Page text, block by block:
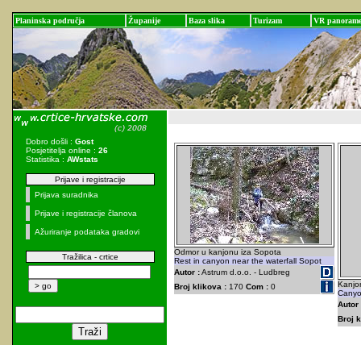
Planinska područja Županije Baza slika Turizam VR panorame
Dobro došli : Gost
Posjetitelja online : 26
Statistika : AWstats
Prijave i registracije
Prijava suradnika
Prijave i registracije članova
Ažuriranje podataka gradovi
Tražilica - crtice
Odmor u kanjonu iza Sopota
Rest in canyon near the waterfall Sopot
Autor :Astrum d.o.o. - Ludbreg
Broj klikova : 170 Com : 0
Autor
Broj